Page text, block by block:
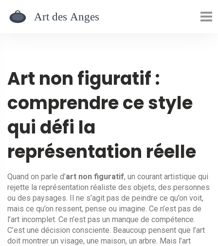
Art non figuratif :
comprendre ce style
qui défi la
représentation réelle
Quand on parle d’art non figuratif, un courant artistique qui
rejette la représentation réaliste des objets, des personnes
ou des paysages. Il ne s’agit pas de peindre ce qu’on voit,
mais ce qu’on ressent, pense ou imagine. Ce n’est pas de
l’art incomplet. Ce n’est pas un manque de compétence.
C’est une décision consciente. Beaucoup pensent que l’art
doit montrer un visage, une maison, un arbre. Mais l’art